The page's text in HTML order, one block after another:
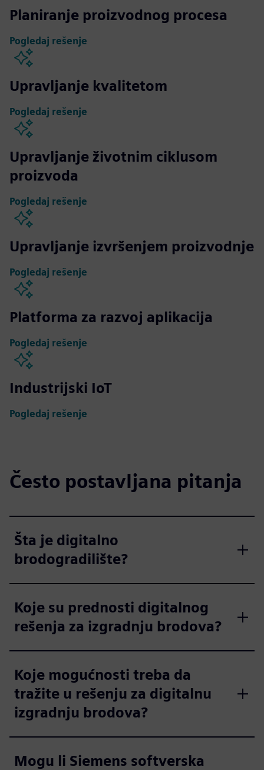
Planiranje proizvodnog procesa
Pogledaj rešenje
Upravljanje kvalitetom
Pogledaj rešenje
Upravljanje životnim ciklusom
proizvoda
Pogledaj rešenje
Upravljanje izvršenjem proizvodnje
Pogledaj rešenje
Platforma za razvoj aplikacija
Pogledaj rešenje
Industrijski IoT
Pogledaj rešenje
Često postavljana pitanja
Šta je digitalno
brodogradilište?
Koje su prednosti digitalnog
rešenja za izgradnju brodova?
Koje mogućnosti treba da
tražite u rešenju za digitalnu
izgradnju brodova?
Mogu li Siemens softverska